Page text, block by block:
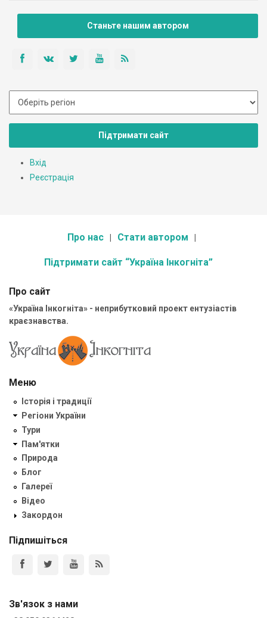
Станьте нашим автором
Підтримати сайт
Вхід
Реєстрація
Про нас Стати автором
Підтримати сайт “Україна Інкогніта”
Про сайт
«Україна Інкогніта» - неприбутковий проект ентузіастів
краєзнавства.
Меню
Історія і традиції
Регіони України
Тури
Пам'ятки
Природа
Блог
Галереї
Відео
Закордон
Підпишіться
Зв'язок з нами